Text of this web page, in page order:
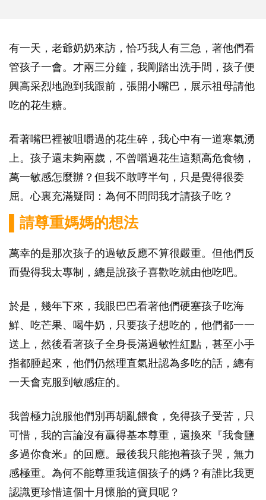
有一天，老爺奶奶來訪，恰巧我人有三急，著他們看
管孩子一會。才兩三分鐘，我剛踏出洗手間，孩子便
興高采烈地跑到我跟前，張開小嘴巴，展示祖母請他
吃的花生糖。
看著嘴巴裡被咀嚼過的花生碎，我心中有一道寒氣湧
上。孩子還未夠兩歲，不曾嚐過花生這類高危食物，
萬一敏感怎麼辦？但我不敢哼半句，只是覺得很委
屈。心裏充滿疑問：為何不問問我才請孩子吃？
▌請尊重媽媽的想法
萬幸的是那次孩子的過敏反應不算很嚴重。但他們反
而覺得我太專制，總是說孩子喜歡吃就由他吃吧。
於是，幾年下來，我眼巴巴看著他們硬塞孩子吃海
鮮、吃芒果、喝牛奶，只要孩子想吃的，他們都一一
送上，然後看著孩子全身長滿過敏性紅點，甚至小手
指都腫起來，他們仍然理直氣壯認為多吃的話，總有
一天會克服到敏感症的。
我曾極力說服他們別再胡亂餵食，免得孩子受苦，只
可惜，我的言論沒有贏得基本尊重，還換來『我食鹽
多過你食米』的回應。最後我只能抱着孩子哭，無力
感極重。為何不能尊重我這個孩子的媽？有誰比我更
認識更珍惜這個十月懷胎的寶貝呢？